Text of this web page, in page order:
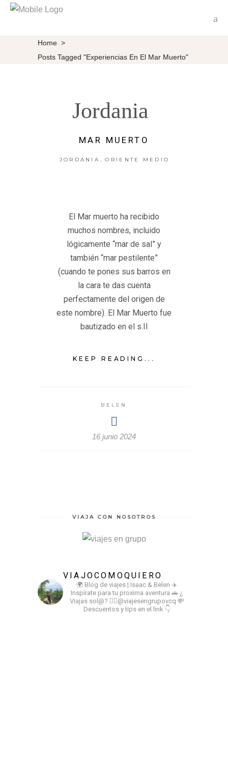
Home >
Posts Tagged "experiencias En El Mar Muerto"
Jordania
MAR MUERTO
JORDANIA ORIENTE MEDIO
El Mar muerto ha recibido
muchos nombres, incluido
lógicamente “mar de sal” y
también “mar pestilente”
(cuando te pones sus barros en
la cara te das cuenta
perfectamente del origen de
este nombre). El Mar Muerto fue
bautizado en el s.II
KEEP READING...
BELEN
16 junio 2024
VIAJA CON NOSOTROS
VIAJOCOMOQUIERO
🌍 Blog de viajes | Isaac & Belen ✈️
Inspírate para tu proxima aventura 🚗 ¿
Viajas sol@? 👉🏻@viajesengrupovcq 💸
Descuentos y tips en el link 👇